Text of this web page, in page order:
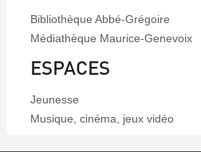
Bibliothèque Abbé-Grégoire
Médiathèque Maurice-Genevoix
ESPACES
Jeunesse
Musique, cinéma, jeux vidéo